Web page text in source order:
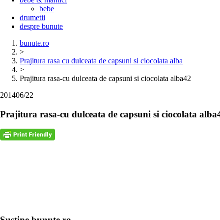
bebe
drumetii
despre bunute
bunute.ro
>
Prajitura rasa cu dulceata de capsuni si ciocolata alba
>
Prajitura rasa-cu dulceata de capsuni si ciocolata alba42
201406/22
Prajitura rasa-cu dulceata de capsuni si ciocolata